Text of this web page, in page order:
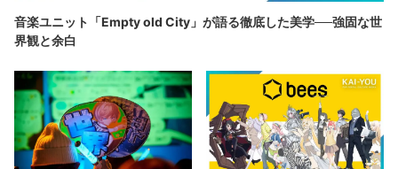
音楽ユニット「Empty old City」が語る徹底した美学──強固な世
界観と余白